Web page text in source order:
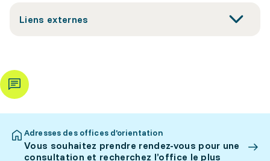
Liens externes
Adresses des offices d’orientation
Vous souhaitez prendre rendez-vous pour une
consultation et recherchez l’office le plus